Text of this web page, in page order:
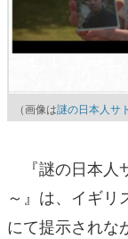
（画像は謎の日本人サ
『謎の日本人
～』は、イギリ
にて提示されな